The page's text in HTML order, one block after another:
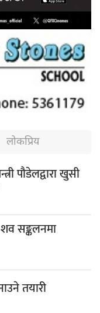
लोकप्रिय
पौडेलद्वारा खुसी
सङ्कलनमा
तयारी